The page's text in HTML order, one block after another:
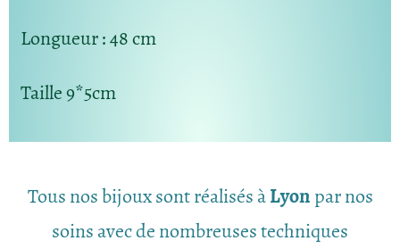
Longueur: 48 cm
Taille9*5cm
Tous nos bijoux sont réalisés àLyonpar nos
soins avec de nombreuses techniques